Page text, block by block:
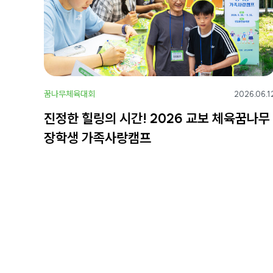
꿈나무체육대회
진정한 힐링의 시간! 2026 교보 체육꿈나무
장학생 가족사랑캠프